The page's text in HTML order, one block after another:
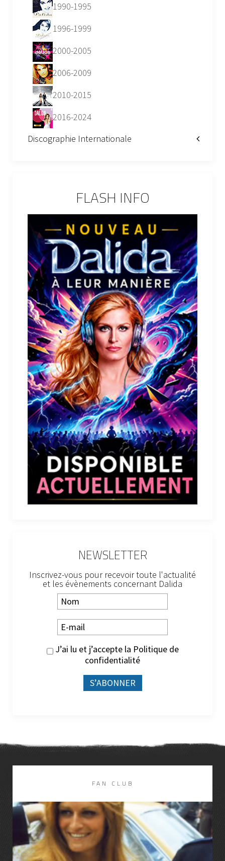
1990-1995
1996-1999
2000-2005
2006-2009
2010-2015
2016-2024
Discographie Internationale
FLASH INFO
NEWSLETTER
Inscrivez-vous pour recevoir toute l'actualité
et les évènements concernant Dalida
J’ai lu et j’accepte la Politique de
confidentialité